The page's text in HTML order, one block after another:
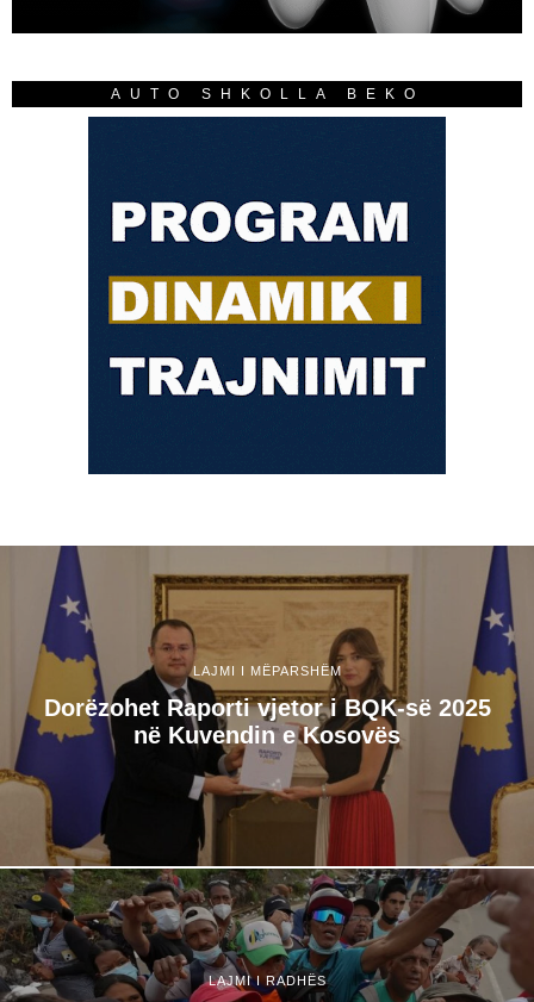
AUTO SHKOLLA BEKO
LAJMI I MËPARSHËM
Dorëzohet Raporti vjetor i BQK-së 2025
në Kuvendin e Kosovës
LAJMI I RADHËS